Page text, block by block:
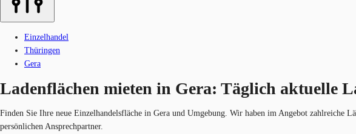
Einzelhandel
Thüringen
Gera
Ladenflächen mieten in Gera: Täglich aktuelle
Finden Sie Ihre neue Einzelhandelsfläche in Gera und Umgebung. Wir haben im Angebot zahlreiche
persönlichen Ansprechpartner.